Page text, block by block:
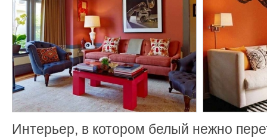
Интерьер, в котором белый нежно